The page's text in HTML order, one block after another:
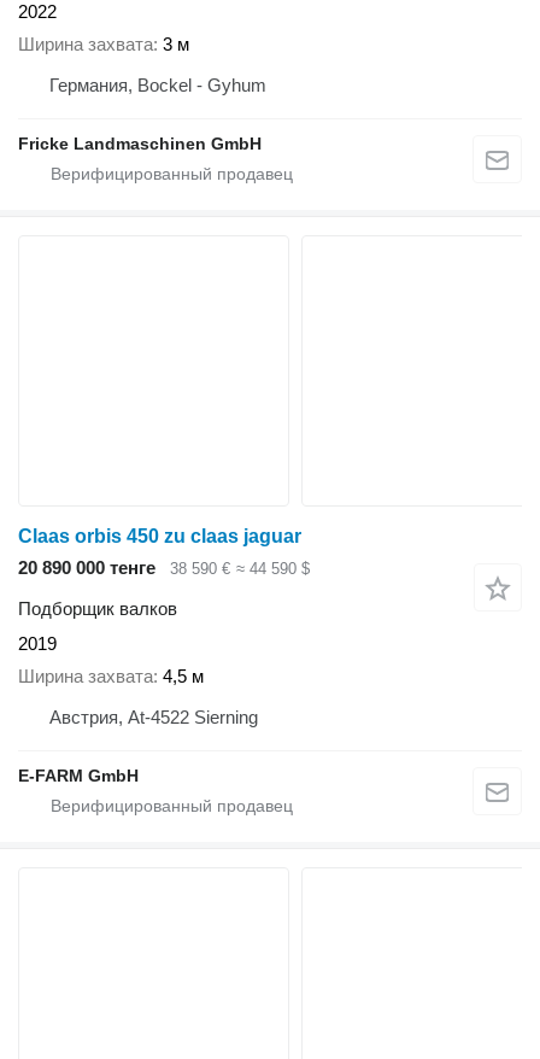
2022
Ширина захвата 3 м
Германия, Bockel - Gyhum
Fricke Landmaschinen GmbH
Claas orbis 450 zu claas jaguar
20 890 000 тенге
38 590 € ≈ 44 590 $
Подборщик валков
2019
Ширина захвата 4,5 м
Австрия, At-4522 Sierning
E-FARM GmbH